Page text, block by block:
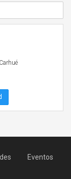
Eventos